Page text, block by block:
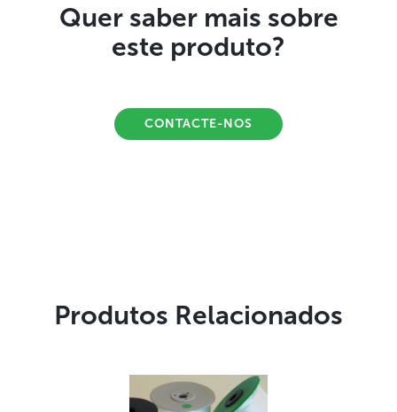
Quer saber mais sobre
este produto?
CONTACTE-NOS
Produtos Relacionados